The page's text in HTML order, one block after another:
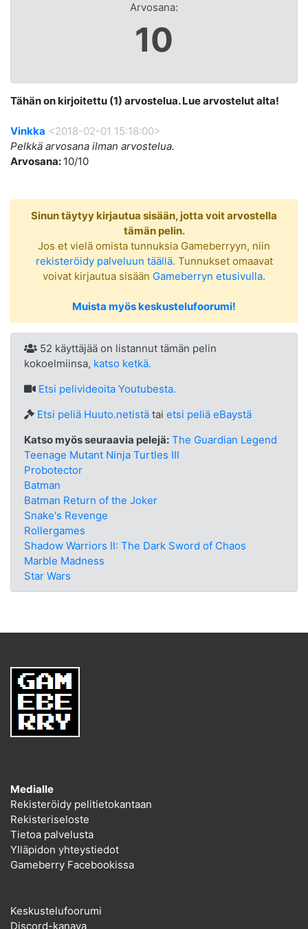
Arvosana:
10
Tähän on kirjoitettu (1) arvostelua. Lue arvostelut alta!
Vinkka <2018-02-01 15:18:00>
Pelkkä arvosana ilman arvostelua.
Arvosana: 10/10
Sinun täytyy kirjautua sisään, jotta voit arvostella
tämän pelin.
Jos et vielä omista tunnuksia Gameberryyn, niin
rekisteröidy palveluun täällä. Tunnukset omaavat
voivat kirjautua sisään Gameberryn etusivulla.
Muista myös keskustelufoorumi!
52 käyttäjää on listannut tämän pelin
kokoelmiinsa, katso ketkä.
Etsi pelivideoita Youtubesta.
Etsi peliä Huuto.netistätai etsi peliä eBaystä
Katso myös seuraavia pelejä: The Guardian Legend
Teenage Mutant Ninja Turtles III
Probotector
Batman
Batman Return of the Joker
Snake's Revenge
Rollergames
Shadow Warriors II: The Dark Sword of Chaos
Marble Madness
Star Wars
Medialle
Rekisteröidy pelitietokantaan
Rekisteriseloste
Tietoa palvelusta
Ylläpidon yhteystiedot
Gameberry Facebookissa
Keskustelufoorumi
Discord-kanava